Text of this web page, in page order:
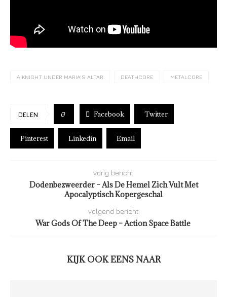
A KNIGHT UNDER MARIA'S ALTAR DEATHCORE METALCORE
DELEN 0 Facebook Twitter
Pinterest Linkedin Email
vorig bericht
Dodenbezweerder – Als De Hemel Zich Vult Met
Apocalyptisch Kopergeschal
volgend bericht
War Gods Of The Deep – Action Space Battle
KIJK OOK EENS NAAR